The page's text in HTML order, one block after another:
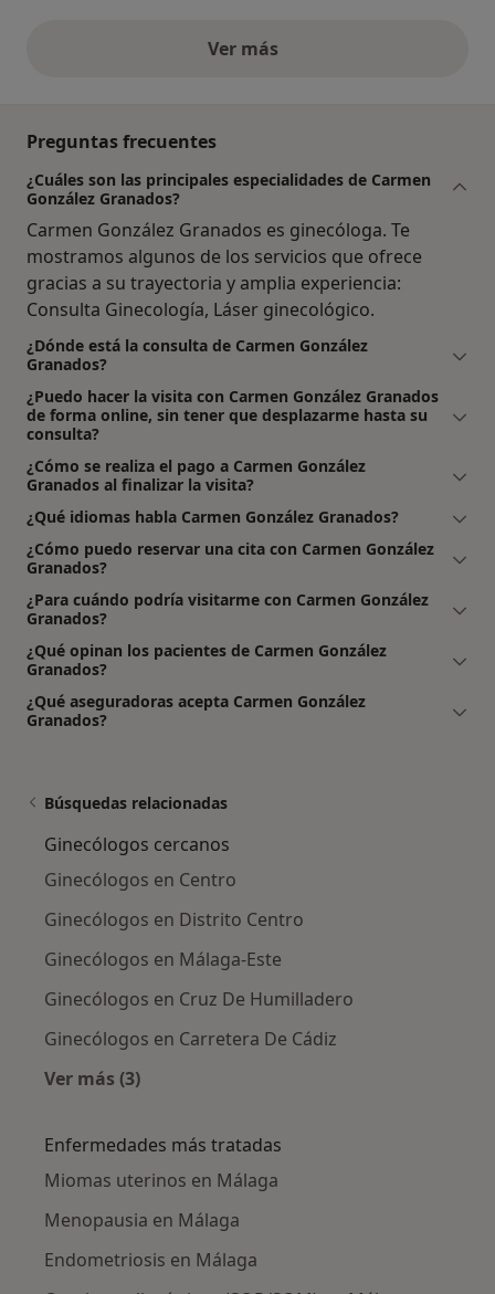
Ver másopiniones anteriores
Preguntas frecuentes
¿Cuáles son las principales especialidades de Carmen
González Granados?
Carmen González Granados es ginecóloga. Te
mostramos algunos de los servicios que ofrece
gracias a su trayectoria y amplia experiencia:
Consulta Ginecología, Láser ginecológico.
¿Dónde está la consulta de Carmen González
Granados?
¿Puedo hacer la visita con Carmen González Granados
de forma online, sin tener que desplazarme hasta su
consulta?
¿Cómo se realiza el pago a Carmen González
Granados al finalizar la visita?
¿Qué idiomas habla Carmen González Granados?
¿Cómo puedo reservar una cita con Carmen González
Granados?
¿Para cuándo podría visitarme con Carmen González
Granados?
¿Qué opinan los pacientes de Carmen González
Granados?
¿Qué aseguradoras acepta Carmen González
Granados?
Búsquedas relacionadas
Ginecólogos cercanos
Ginecólogos en Centro
Ginecólogos en Distrito Centro
Ginecólogos en Málaga-Este
Ginecólogos en Cruz De Humilladero
Ginecólogos en Carretera De Cádiz
Ver más (3)
Enfermedades más tratadas
Miomas uterinos en Málaga
Menopausia en Málaga
Endometriosis en Málaga